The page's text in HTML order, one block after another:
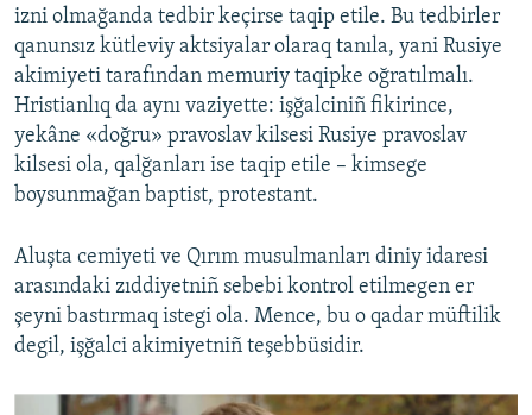
izni olmağanda tedbir keçirse taqip etile. Bu tedbirler
qanunsız kütleviy aktsiyalar olaraq tanıla, yani Rusiye
akimiyeti tarafından memuriy taqipke oğratılmalı.
Hristianlıq da aynı vaziyette: işğalciniñ fikirince,
yekâne «doğru» pravoslav kilsesi Rusiye pravoslav
kilsesi ola, qalğanları ise taqip etile – kimsege
boysunmağan baptist, protestant.
Aluşta cemiyeti ve Qırım musulmanları diniy idaresi
arasındaki zıddiyetniñ sebebi kontrol etilmegen er
şeyni bastırmaq istegi ola. Mence, bu o qadar müftilik
degil, işğalci akimiyetniñ teşebbüsidir.